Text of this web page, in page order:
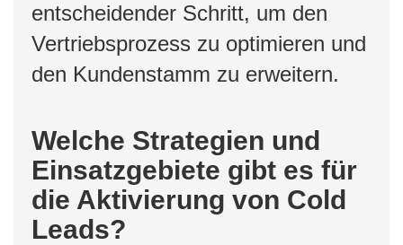
entscheidender Schritt, um den
Vertriebsprozess zu optimieren und
den Kundenstamm zu erweitern.
Welche Strategien und
Einsatzgebiete gibt es für
die Aktivierung von Cold
Leads?